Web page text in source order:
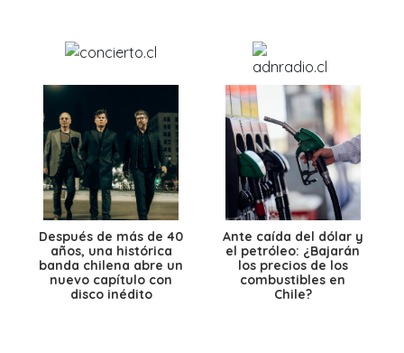
Después de más de 40
años, una histórica
banda chilena abre un
nuevo capítulo con
disco inédito
Ante caída del dólar y
el petróleo: ¿Bajarán
los precios de los
combustibles en
Chile?